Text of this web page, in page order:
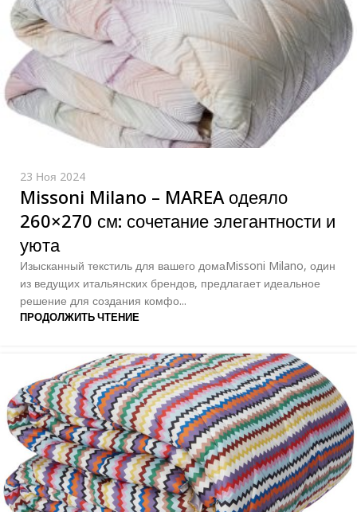
23 Ноя 2024
Missoni Milano – MAREA одеяло
260×270 см: сочетание элегантности и
уюта
Изысканный текстиль для вашего домаMissoni Milano, один
из ведущих итальянских брендов, предлагает идеальное
решение для создания комфо...
ПРОДОЛЖИТЬ ЧТЕНИЕ